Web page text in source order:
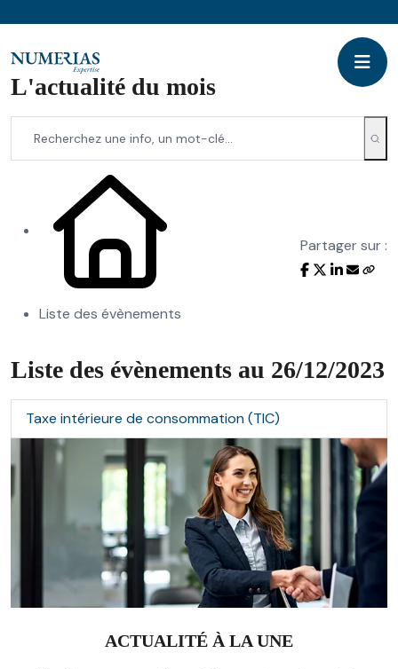
L'actualité du mois
Liste des évènements
Partager sur :
Liste des évènements au 26/12/2023
Taxe intérieure de consommation (TIC)
ACTUALITÉ À LA UNE